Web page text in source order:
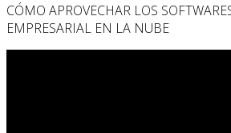
CÓMO APROVECHAR LOS
EMPRESARIAL EN LA NUBE